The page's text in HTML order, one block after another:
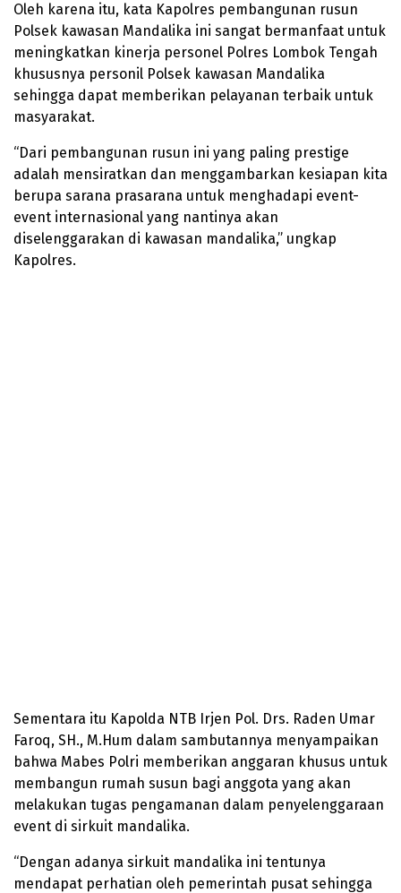
Oleh karena itu, kata Kapolres pembangunan rusun
Polsek kawasan Mandalika ini sangat bermanfaat untuk
meningkatkan kinerja personel Polres Lombok Tengah
khususnya personil Polsek kawasan Mandalika
sehingga dapat memberikan pelayanan terbaik untuk
masyarakat.
“Dari pembangunan rusun ini yang paling prestige
adalah mensiratkan dan menggambarkan kesiapan kita
berupa sarana prasarana untuk menghadapi event-
event internasional yang nantinya akan
diselenggarakan di kawasan mandalika,” ungkap
Kapolres.
Sementara itu Kapolda NTB Irjen Pol. Drs. Raden Umar
Faroq, SH., M.Hum dalam sambutannya menyampaikan
bahwa Mabes Polri memberikan anggaran khusus untuk
membangun rumah susun bagi anggota yang akan
melakukan tugas pengamanan dalam penyelenggaraan
event di sirkuit mandalika.
“Dengan adanya sirkuit mandalika ini tentunya
mendapat perhatian oleh pemerintah pusat sehingga